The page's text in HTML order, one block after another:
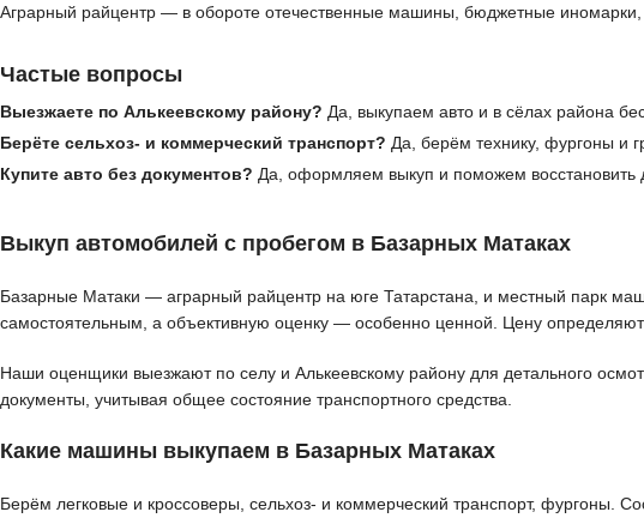
Аграрный райцентр — в обороте отечественные машины, бюджетные иномарки,
Частые вопросы
Выезжаете по Алькеевскому району? Да, выкупаем авто и в сёлах района
Берёте сельхоз- и коммерческий транспорт? Да, берём технику, фургоны и
Купите авто без документов? Да, оформляем выкуп и поможем восстановить
Выкуп автомобилей с пробегом в Базарных Матаках
Базарные Матаки — аграрный райцентр на юге Татарстана, и местный парк
самостоятельным, а объективную оценку — особенно ценной. Цену определяют
Наши оценщики выезжают по селу и Алькеевскому району для детального
документы, учитывая общее состояние транспортного средства.
Какие машины выкупаем в Базарных Матаках
Берём легковые и кроссоверы, сельхоз- и коммерческий транспорт, фургоны.